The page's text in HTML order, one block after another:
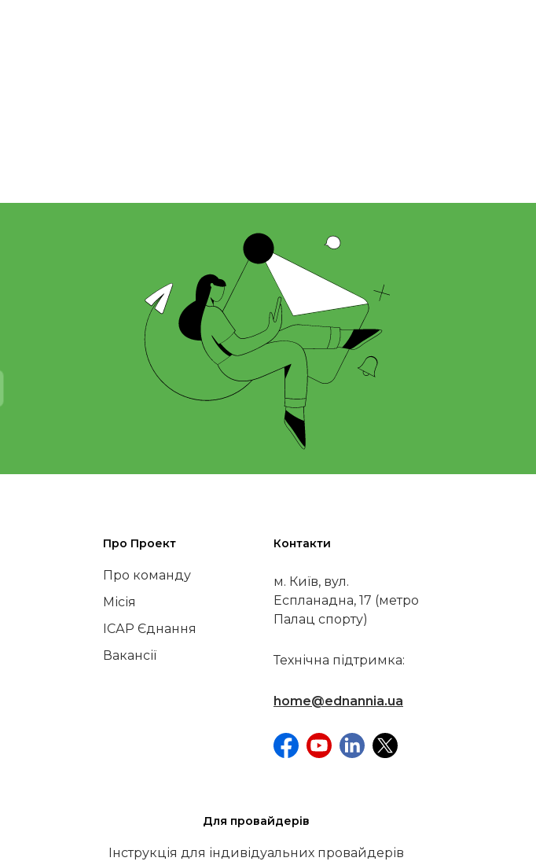
Про Проект
Про команду
Місія
ІСАР Єднання
Вакансії
Контакти
м. Київ, вул.
Еспланадна, 17 (метро
Палац спорту)
Технічна підтримка:
home@ednannia.ua
Для провайдерів
Інструкція для індивідуальних провайдерів